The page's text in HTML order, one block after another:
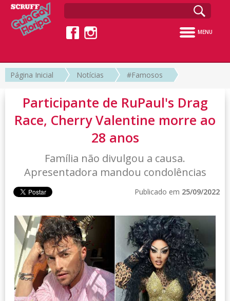
MENU
Página Inicial Notícias #Famosos
Participante de RuPaul's Drag
Race, Cherry Valentine morre ao
28 anos
Família não divulgou a causa.
Apresentadora mandou condolências
Publicado em 25/09/2022